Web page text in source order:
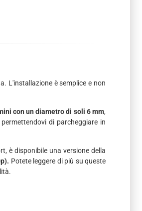
L'installazione è semplice e non
con un diametro di soli 6 mm,
di parcheggiare in
è disponibile una versione della
Potete leggere di più su queste